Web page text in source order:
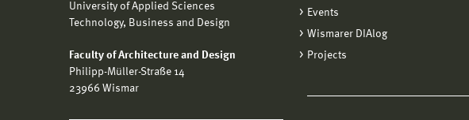
University of Applied Sciences
Technology, Business and Design
Faculty of Architecture and Design
Philipp-Müller-Straße 14
23966 Wismar
Events
Wismarer DIAlog
Projects